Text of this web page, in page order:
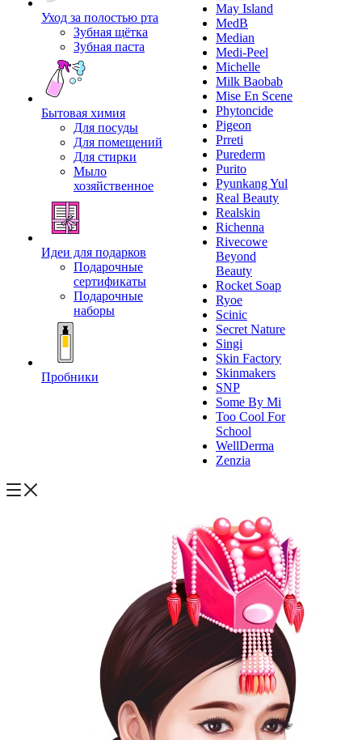
Уход за полостью рта
Зубная щётка
Зубная паста
Бытовая химия
Для посуды
Для помещений
Для стирки
Мыло
хозяйственное
Идеи для подарков
Подарочные
сертификаты
Подарочные
наборы
Пробники
May Island
MedB
Median
Medi-Peel
Michelle
Milk Baobab
Mise En Scene
Phytoncide
Pigeon
Prreti
Purederm
Purito
Pyunkang Yul
Real Beauty
Realskin
Richenna
Rivecowe
Beyond
Beauty
Rocket Soap
Ryoe
Scinic
Secret Nature
Singi
Skin Factory
Skinmakers
SNP
Some By Mi
Too Cool For
School
WellDerma
Zenzia